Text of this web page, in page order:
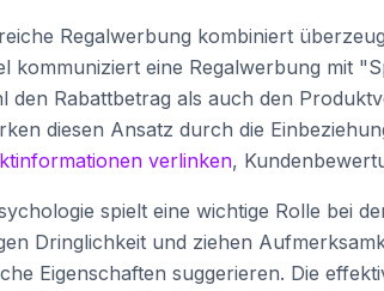
Regalwerbung kombiniert
kommuniziert eine Regalwerbung mit
den Rabattbetrag als auch den
diesen Ansatz durch die
verlinken,
spielt eine wichtige Rolle bei
Dringlichkeit und ziehen
Eigenschaften suggerieren. Die